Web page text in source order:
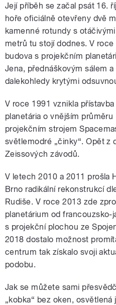
Její příběh se začal psát 16.
hoře oficiálně otevřeny dvě
kamenné rotundy s
metrů tu stojí dodnes. V
budova s projekčním
Jena, přednáškovým sálem
dalekohledy krytými
V roce 1991 vznikla
planetária o vnějším
projekčním strojem
světlemodré „činky“. Opět z
Zeissových závodů.
V letech 2010 a 2011 prošla
Brno radikální rekonstrukcí
Rudiše. V roce 2013 zde
planetárium od francouzsko-
s projekční plochou ze
2018 dostalo možnost
centrum tak získalo svoji
podobu.
Jak se můžete sami
„kobka“ bez oken,